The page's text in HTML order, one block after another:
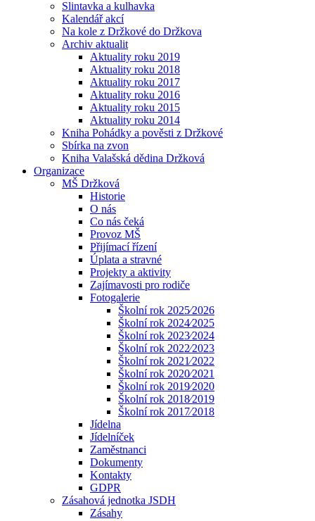
Slintavka a kulhavka
Kalendář akcí
Na kole z Držkové do Držkova
Archiv aktualit
Aktuality roku 2019
Aktuality roku 2018
Aktuality roku 2017
Aktuality roku 2016
Aktuality roku 2015
Aktuality roku 2014
Kniha Pohádky a pověsti z Držkové
Sbírka na zvon
Kniha Valašská dědina Držková
Organizace
MŠ Držková
Historie
O nás
Co nás čeká
Provoz MŠ
Přijímací řízení
Úplata a stravné
Projekty a aktivity
Zajímavosti pro rodiče
Fotogalerie
Školní rok 2025⁄2026
Školní rok 2024⁄2025
Školní rok 2023⁄2024
Školní rok 2022⁄2023
Školní rok 2021⁄2022
Školní rok 2020⁄2021
Školní rok 2019⁄2020
Školní rok 2018⁄2019
Školní rok 2017⁄2018
Jídelna
Jídelníček
Zaměstnanci
Dokumenty
Kontakty
GDPR
Zásahová jednotka JSDH
Zásahy